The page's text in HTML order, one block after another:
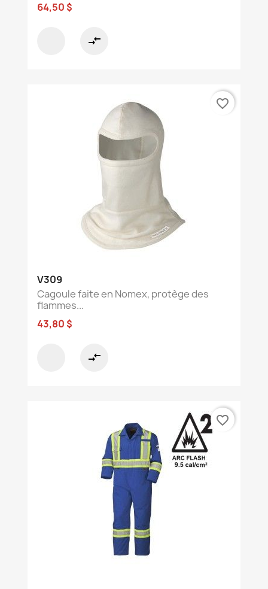
64,50 $
compare_arrows
V309
Cagoule faite en Nomex, protège des
flammes...
43,80 $
compare_arrows
favorite_border
favorite_border